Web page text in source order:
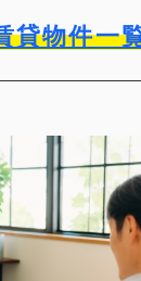
貸物件一